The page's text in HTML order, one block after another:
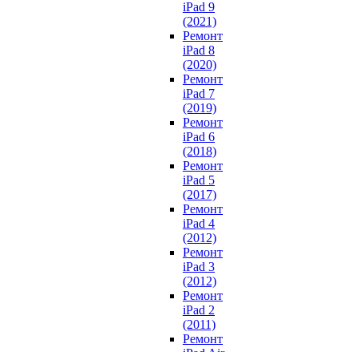
iPad 9
(2021)
Ремонт
iPad 8
(2020)
Ремонт
iPad 7
(2019)
Ремонт
iPad 6
(2018)
Ремонт
iPad 5
(2017)
Ремонт
iPad 4
(2012)
Ремонт
iPad 3
(2012)
Ремонт
iPad 2
(2011)
Ремонт